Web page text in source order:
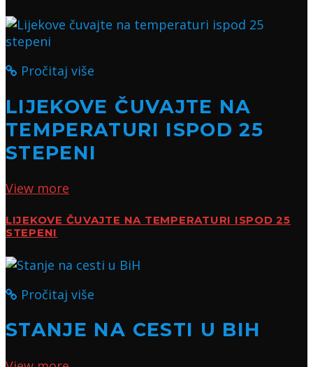
Pročitaj više
LIJEKOVE ČUVAJTE NA
TEMPERATURI ISPOD 25
STEPENI
View more
LIJEKOVE ČUVAJTE NA TEMPERATURI ISPOD 25
STEPENI
Pročitaj više
STANJE NA CESTI U BIH